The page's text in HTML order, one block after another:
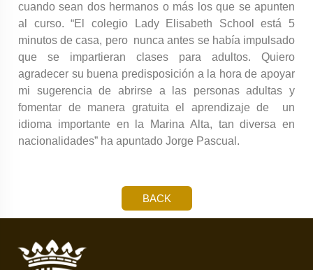
cuando sean dos hermanos o más los que se apunten
al curso. “El colegio Lady Elisabeth School está 5
minutos de casa, pero nunca antes se había impulsado
que se impartieran clases para adultos. Quiero
agradecer su buena predisposición a la hora de apoyar
mi sugerencia de abrirse a las personas adultas y
fomentar de manera gratuita el aprendizaje de un
idioma importante en la Marina Alta, tan diversa en
nacionalidades” ha apuntado Jorge Pascual.
BACK